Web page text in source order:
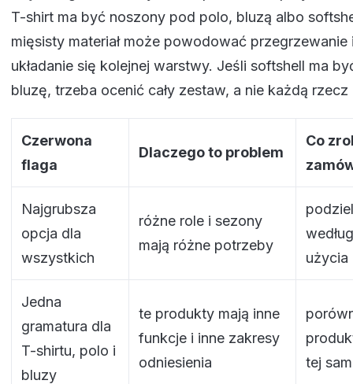
T-shirt ma być noszony pod polo, bluzą albo
mięsisty materiał może powodować przegrzewanie
układanie się kolejnej warstwy. Jeśli softshell ma
bluzę, trzeba ocenić cały zestaw, a nie każdą
Czerwona
flaga
Dlaczego to problem
Co
Najgrubsza
opcja dla
wszystkich
różne role i sezony
mają różne potrzeby
użycia
Jedna
gramatura dla
T-shirtu, polo i
bluzy
te produkty mają inne
funkcje i inne zakresy
odniesienia
tej